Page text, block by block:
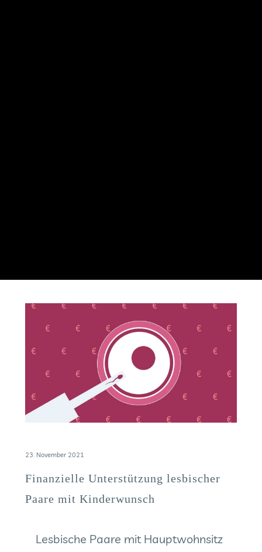
23. November 2021
Finanzielle Unterstützung lesbischer
Paare mit Kinderwunsch
Lesbische Paare mit Hauptwohnsitz